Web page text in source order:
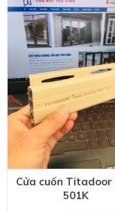
Cửa cuốn Titadoor
501K